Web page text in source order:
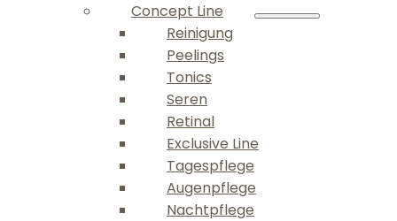
Concept Line
Reinigung
Peelings
Tonics
Seren
Retinal
Exclusive Line
Tagespflege
Augenpflege
Nachtpflege